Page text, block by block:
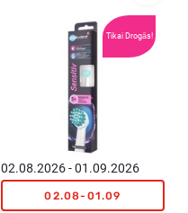
Tikai Drogās!
02.08.2026 - 01.09.2026
02.08-01.09